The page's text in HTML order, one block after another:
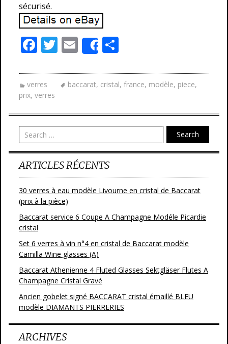
sécurisé.
F
e
b
o
o
k
T
itt
er
E
m
ai
l
Share
ta
g
er
verres baccarat, cristal, france, modèle, piece,
prix, verres
Search
ARTICLES RÉCENTS
30 verres à eau modèle Livourne en cristal de Baccarat
(prix à la pièce)
Baccarat service 6 Coupe A Champagne Modéle Picardie
cristal
Set 6 verres à vin n°4 en cristal de Baccarat modèle
Camilla Wine glasses (A)
Baccarat Athenienne 4 Fluted Glasses Sektgläser Flutes A
Champagne Cristal Gravé
Ancien gobelet signé BACCARAT cristal émaillé BLEU
modèle DIAMANTS PIERRERIES
ARCHIVES